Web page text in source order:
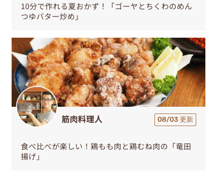
10分で作れる夏おかず！「ゴーヤとちくわのめん
つゆバター炒め」
筋肉料理人 08/03 更新
食べ比べが楽しい！鶏もも肉と鶏むね肉の「竜田
揚げ」